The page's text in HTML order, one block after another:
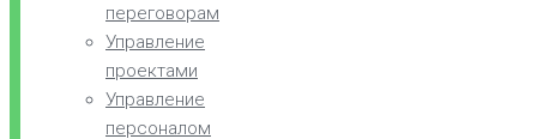
переговорам
Управление
проектами
Управление
персоналом